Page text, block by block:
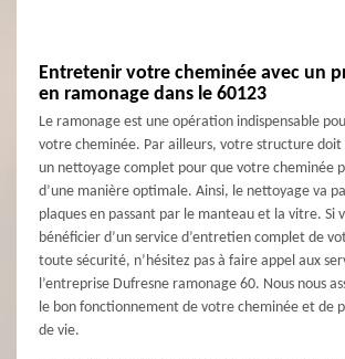
Entretenir votre cheminée avec un
en ramonage dans le 60123
Le ramonage est une opération indispensable
votre cheminée. Par ailleurs, votre structure doit
un nettoyage complet pour que votre cheminée
d’une manière optimale. Ainsi, le nettoyage va
plaques en passant par le manteau et la vitre. Si
bénéficier d’un service d’entretien complet de
toute sécurité, n’hésitez pas à faire appel aux
l’entreprise Dufresne ramonage 60. Nous nous
le bon fonctionnement de votre cheminée et de
de vie.